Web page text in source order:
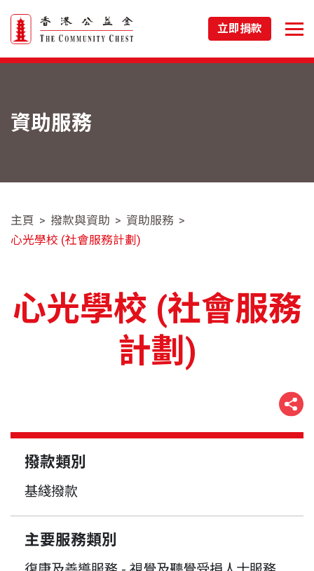
立即捐款
資助服務
主頁 撥款與資助
資助服務
心光學校 (社會服務計劃)
心光學校 (社會服務
計劃)
撥款類別
基綫撥款
主要服務類別